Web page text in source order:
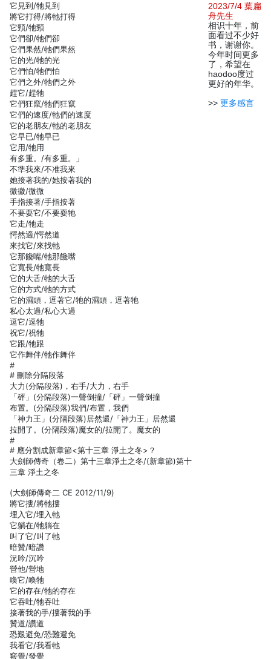
它見到/牠見到
將它打得/將牠打得
它頸/牠頸
它們卻/牠們卻
它們果然/牠們果然
它的光/牠的光
它們怕/牠們怕
它們之外/牠們之外
趕它/趕牠
它們狂竄/牠們狂竄
它們的速度/牠們的速度
它的老朋友/牠的老朋友
它早已/牠早已
它用/牠用
有多重。/有多重。」
不準我來/不准我來
她接著我的/她按著我的
微徽/微微
手指接著/手指按著
不要耍它/不要耍牠
它走/牠走
愕然適/愕然道
來找它/來找牠
它那饞嘴/牠那饞嘴
它寬長/牠寬長
它的大舌/牠的大舌
它的方式/牠的方式
它的濕頭，逗著它/牠的濕頭，逗著牠
私心太過/私心大過
逗它/逗牠
祝它/祝牠
它跟/牠跟
它作舞伴/牠作舞伴
#
# 刪除分隔段落
大力(分隔段落)，右手/大力，右手
「砰」(分隔段落)一聲倒撞/「砰」一聲倒撞
布置。(分隔段落)我們/布置，我們
「神力王」(分隔段落)居然還/「神力王」居然還
拉開了。(分隔段落)魔女的/拉開了。魔女的
#
# 應分割成新章節<第十三章 淨土之冬>？
大劍師傳奇（卷二）第十三章淨土之冬/(新章節)第十
三章 淨土之冬
(大劍師傳奇二 CE 2012/11/9)
將它摟/將牠摟
埋入它/埋入牠
它躺在/牠躺在
叫了它/叫了牠
暗贊/暗讚
況吟/沉吟
營他/營地
喚它/喚牠
它的存在/牠的存在
它吞吐/牠吞吐
接著我的手/摟著我的手
贊道/讚道
恐艱避免/恐難避免
我看它/我看牠
竅覺/發覺
2023/7/4 葉扁
舟先生
相识十年，前
面看过不少好
书，谢谢你。
今年时间更多
了，希望在
haodoo度过
更好的年华。
>> 更多感言